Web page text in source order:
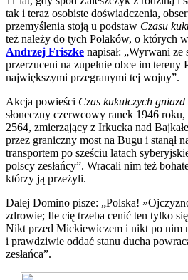
tak i teraz osobiste doświadczenia,
przemyślenia stoją u podstaw Czasu
też należy do tych Polaków, o których
Andrzej Friszke napisał: „Wyrwani
przerzuceni na zupełnie obce im
największymi przegranymi tej wojny”.
Akcja powieści Czas kukułczych gniazd
słoneczny czerwcowy ranek 1946
2564, zmierzający z Irkucka nad
przez graniczny most na Bugu i stanął
transportem po sześciu latach
polscy zesłańcy”. Wracali nim też
którzy ją przeżyli.
Dalej Domino pisze: „Polska!
zdrowie; Ile cię trzeba cenić ten tylko
Nikt przed Mickiewiczem i nikt po nim
i prawdziwie oddać stanu ducha
zesłańca”.